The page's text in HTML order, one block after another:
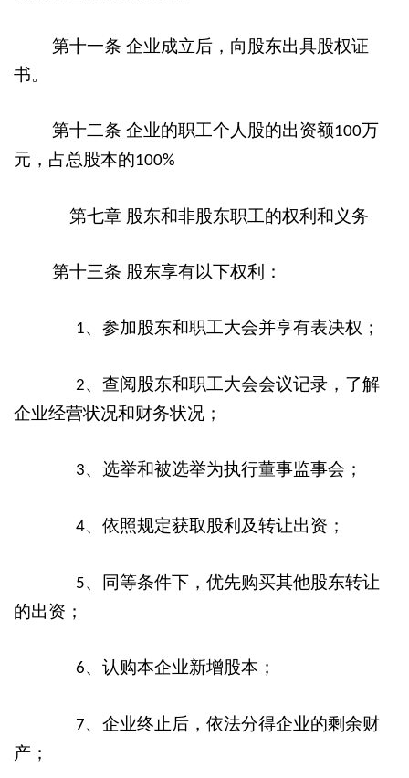
第十一条 企业成立后，向股东出具股权证
书。
第十二条 企业的职工个人股的出资额100万
元，占总股本的100%
第七章 股东和非股东职工的权利和义务
第十三条 股东享有以下权利：
1、参加股东和职工大会并享有表决权；
2、查阅股东和职工大会会议记录，了解
企业经营状况和财务状况；
3、选举和被选举为执行董事监事会；
4、依照规定获取股利及转让出资；
5、同等条件下，优先购买其他股东转让
的出资；
6、认购本企业新增股本；
7、企业终止后，依法分得企业的剩余财
产；